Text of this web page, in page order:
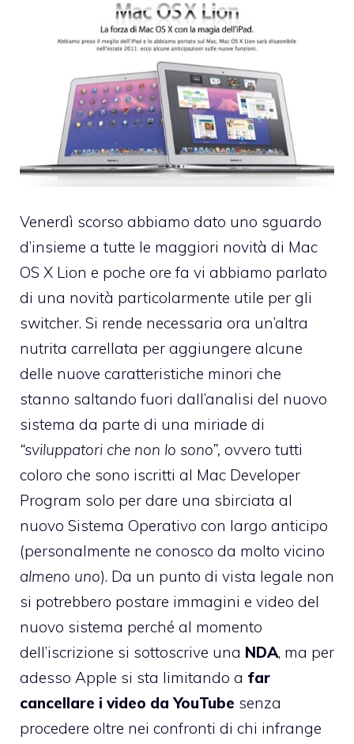
Venerdì scorso abbiamo dato uno sguardo
d’insieme a tutte le maggiori novità di Mac
OS X Lion e poche ore fa vi abbiamo parlato
di una novità particolarmente utile per gli
switcher. Si rende necessaria ora un’altra
nutrita carrellata per aggiungere alcune
delle nuove caratteristiche minori che
stanno saltando fuori dall’analisi del nuovo
sistema da parte di una miriade di
“sviluppatori che non lo sono”, ovvero tutti
coloro che sono iscritti al Mac Developer
Program solo per dare una sbirciata al
nuovo Sistema Operativo con largo anticipo
(personalmente ne conosco da molto vicino
almeno uno). Da un punto di vista legale non
si potrebbero postare immagini e video del
nuovo sistema perché al momento
dell’iscrizione si sottoscrive una NDA, ma per
adesso Apple si sta limitando a far
cancellare i video da YouTube senza
procedere oltre nei confronti di chi infrange